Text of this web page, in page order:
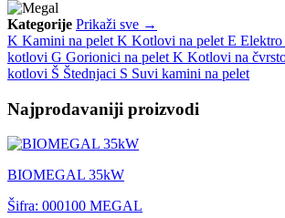
Kategorije Prikaži sve →
K Kamini na pelet K Kotlovi na pelet E
kotlovi G Gorionici na pelet K Kotlovi na
kotlovi Š Štednjaci S Suvi kamini na pelet
Najprodavaniji proizvodi
BIOMEGAL 35kW
Šifra: 000100 MEGAL